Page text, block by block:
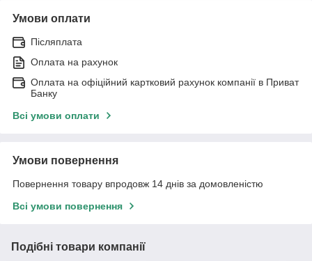
Умови оплати
Післяплата
Оплата на рахунок
Оплата на офіційний картковий рахунок компанії в Приват
Банку
Всі умови оплати
Умови повернення
Повернення товару впродовж 14 днів за домовленістю
Всі умови повернення
Подібні товари компанії